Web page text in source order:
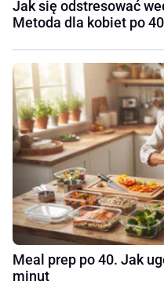
Jak się odstresować
Metoda dla kobiet po
Meal prep po 40. Jak
minut